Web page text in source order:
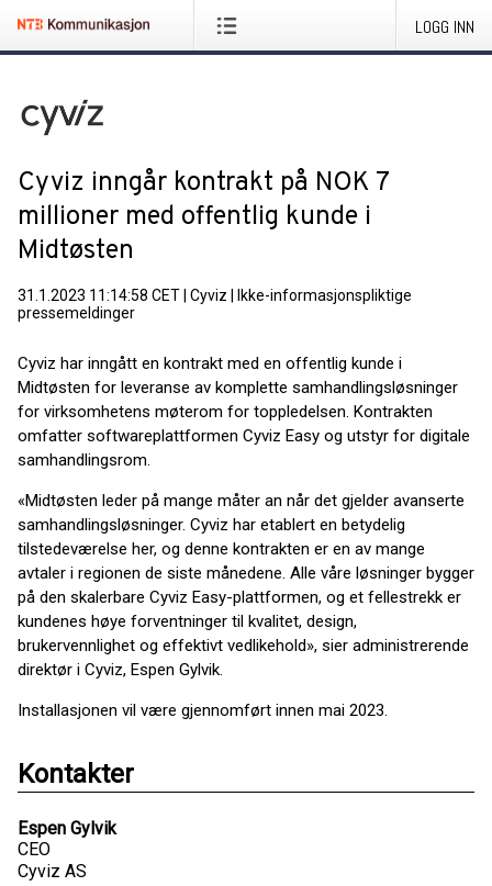
LOGG INN
Cyviz inngår kontrakt på NOK 7
millioner med offentlig kunde i
Midtøsten
31.1.2023 11:14:58 CET Cyviz
Ikke-informasjonspliktige
pressemeldinger
Cyviz har inngått en kontrakt med en offentlig kunde i
Midtøsten for leveranse av komplette samhandlingsløsninger
for virksomhetens møterom for toppledelsen. Kontrakten
omfatter softwareplattformen Cyviz Easy og utstyr for digitale
samhandlingsrom.
«Midtøsten leder på mange måter an når det gjelder avanserte
samhandlingsløsninger. Cyviz har etablert en betydelig
tilstedeværelse her, og denne kontrakten er en av mange
avtaler i regionen de siste månedene. Alle våre løsninger bygger
på den skalerbare Cyviz Easy-plattformen, og et fellestrekk er
kundenes høye forventninger til kvalitet, design,
brukervennlighet og effektivt vedlikehold», sier administrerende
direktør i Cyviz, Espen Gylvik.
Installasjonen vil være gjennomført innen mai 2023.
Kontakter
Espen Gylvik
CEO
Cyviz AS